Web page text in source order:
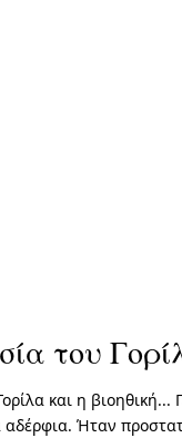
του
και η
αδέρφια. Ήταν